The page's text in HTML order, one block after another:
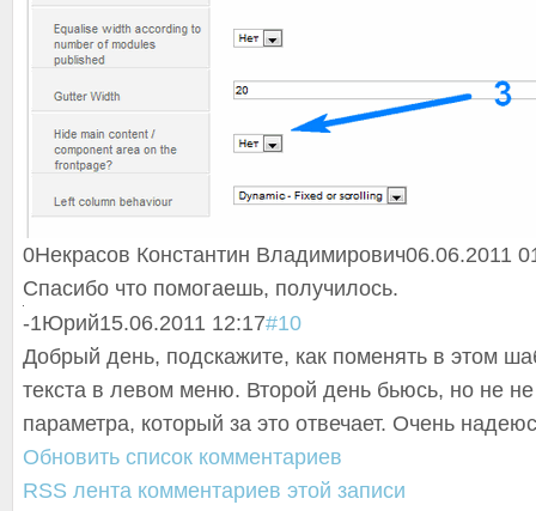
0Некрасов Константин Владимирович06.06.2011
Спасибо что помогаешь, получилось.
-1Юрий15.06.2011 12:17#10
Добрый день, подскажите, как поменять в этом
текста в левом меню. Второй день бьюсь, но не
параметра, который за это отвечает. Очень
Обновить список комментариев
RSS лента комментариев этой записи